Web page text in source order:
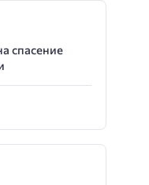
спасение